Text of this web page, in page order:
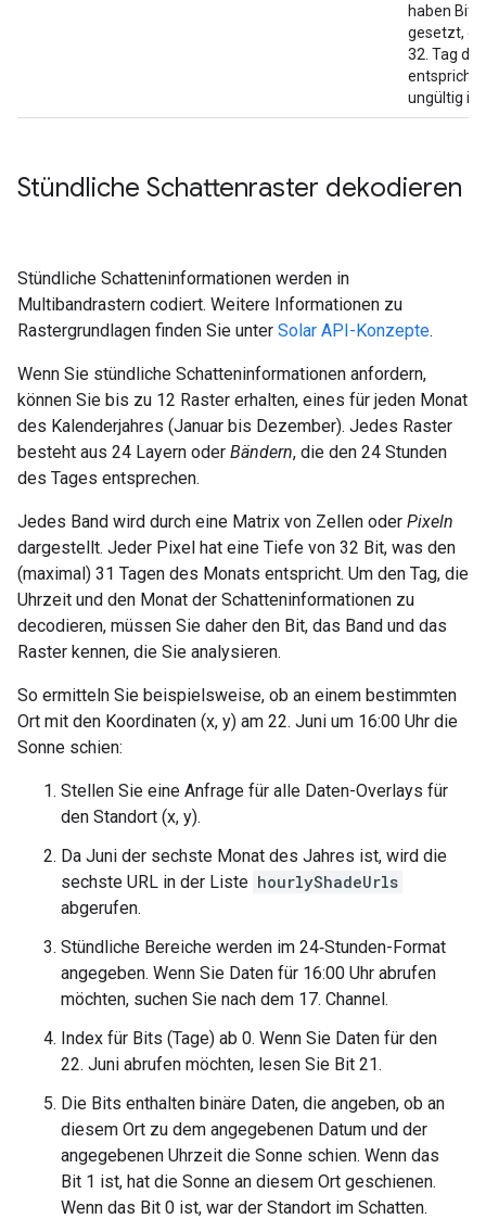
haben Bit
gesetzt,
32. Tag
entspricht
ungültig ist.
Stündliche Schattenraster dekodieren
Stündliche Schatteninformationen werden in
Multibandrastern codiert. Weitere Informationen zu
Rastergrundlagen finden Sie unter Solar API-Konzepte.
Wenn Sie stündliche Schatteninformationen anfordern,
können Sie bis zu 12 Raster erhalten, eines für jeden Monat
des Kalenderjahres (Januar bis Dezember). Jedes Raster
besteht aus 24 Layern oder Bändern, die den 24 Stunden
des Tages entsprechen.
Jedes Band wird durch eine Matrix von Zellen oder Pixeln
dargestellt. Jeder Pixel hat eine Tiefe von 32 Bit, was den
(maximal) 31 Tagen des Monats entspricht. Um den Tag, die
Uhrzeit und den Monat der Schatteninformationen zu
decodieren, müssen Sie daher den Bit, das Band und das
Raster kennen, die Sie analysieren.
So ermitteln Sie beispielsweise, ob an einem bestimmten
Ort mit den Koordinaten (x, y) am 22. Juni um 16:00 Uhr die
Sonne schien:
Stellen Sie eine Anfrage für alle Daten-Overlays für
den Standort (x, y).
Da Juni der sechste Monat des Jahres ist, wird die
sechste URL in der Liste hourlyShadeUrls
abgerufen.
Stündliche Bereiche werden im 24‑Stunden-Format
angegeben. Wenn Sie Daten für 16:00 Uhr abrufen
möchten, suchen Sie nach dem 17. Channel.
Index für Bits (Tage) ab 0. Wenn Sie Daten für den
22. Juni abrufen möchten, lesen Sie Bit 21.
Die Bits enthalten binäre Daten, die angeben, ob an
diesem Ort zu dem angegebenen Datum und der
angegebenen Uhrzeit die Sonne schien. Wenn das
Bit 1 ist, hat die Sonne an diesem Ort geschienen.
Wenn das Bit 0 ist, war der Standort im Schatten.